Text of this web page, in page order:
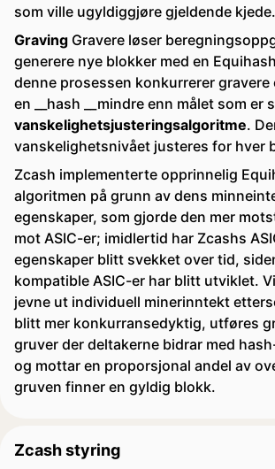
som ville ugyldiggjøre gjeldende kjede.
Graving Gravere løser
generere nye blokker med en
denne prosessen konkurrerer gravere
en __hash __mindre enn målet som er
vanskelighetsjusteringsalgoritme.
vanskelighetsnivået justeres for hver
Zcash implementerte opprinnelig
algoritmen på grunn av dens
egenskaper, som gjorde den mer
mot ASIC-er; imidlertid har Zcashs
egenskaper blitt svekket over tid,
kompatible ASIC-er har blitt utviklet.
jevne ut individuell minerinntekt
blitt mer konkurransedyktig, utføres
gruver der deltakerne bidrar med
og mottar en proporsjonal andel av
gruven finner en gyldig blokk.
Zcash styring